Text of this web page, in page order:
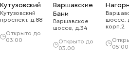
Кутузовский
Кутузовский
проспект, д.88
Открыто до
03:00
Варшавские
Бани
Варшавское
шоссе, д.34
Открыто до
03:00
шоссе,
корп.2
05:00